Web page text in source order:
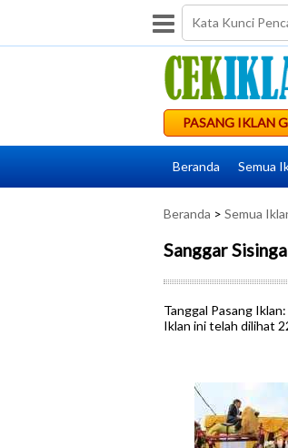
PASANG IKLAN
Beranda Semua
Beranda > Semua
Sanggar
Tanggal Pasang
Iklan ini telah dilihat